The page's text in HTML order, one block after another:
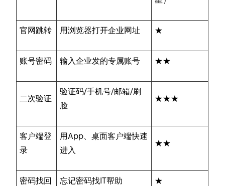
官网跳转 用浏览器打开企业网址 ★
账号密码 输入企业发的专属账号 ★★
二次验证
验证码/手机号/邮箱/刷
脸
★★★
客户端登
录
用App、桌面客户端快速
进入
★★
密码找回 忘记密码找IT帮助 ★